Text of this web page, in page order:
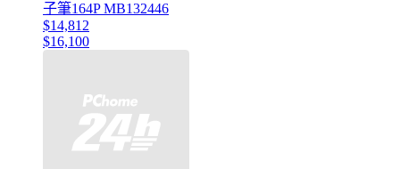
子筆164P MB132446
$14,812
$16,100